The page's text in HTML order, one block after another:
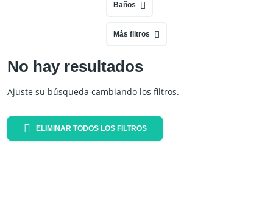
Baños
Más filtros
No hay resultados
Ajuste su búsqueda cambiando los filtros.
ELIMINAR TODOS LOS FILTROS